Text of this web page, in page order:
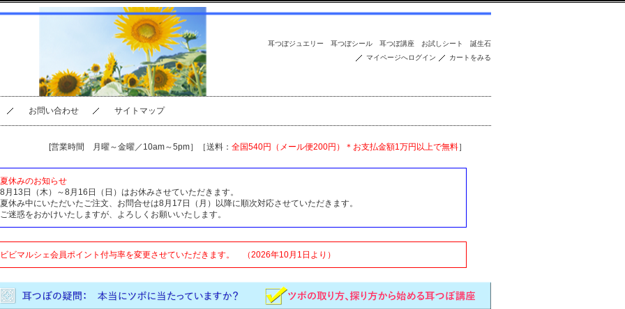
耳つぼジュエリー 耳つぼシール 耳つぼ講座 お試しシート
誕生石
マイページへログイン
カートをみる
お問い合わせ サイトマップ
[営業時間 月曜～金曜／10am～5pm］［送料： 全国540円（メール便200円）＊お支払金額1万円以上で無料］
夏休みのお知らせ
8月13日（木）～8月16日（日）はお休みさせていただきます。
夏休み中にいただいたご注文、お問合せは8月17日（月）以降に順次対応させていただきます。
ご迷惑をおかけいたしますが、よろしくお願いいたします。
ビビマルシェ会員ポイント付与率を変更させていただきます。 （2026年10月1日より）